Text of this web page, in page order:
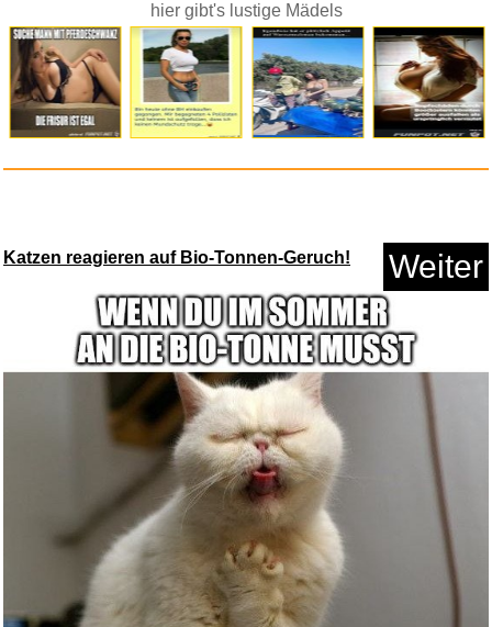
hier gibt's lustige Mädels
Katzen reagieren auf Bio-Tonnen-Geruch! Weiter